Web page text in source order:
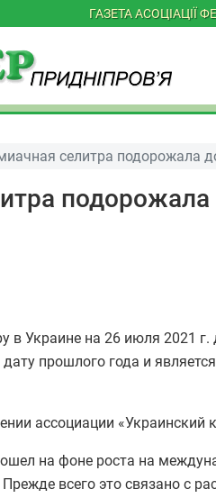
ГАЗЕТА АСОЦІАЦІЇ
селитра подорожала
в Украине на 26 июля 2021
прошлого года и
ассоциации «Украинский
на фоне роста на
всего это связано с